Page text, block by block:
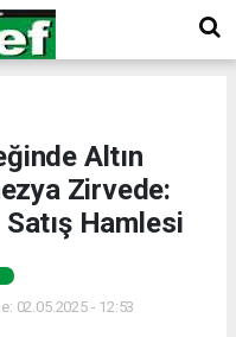
Altın
Zirvede:
Hamlesi
02.05.2025 - 12:53